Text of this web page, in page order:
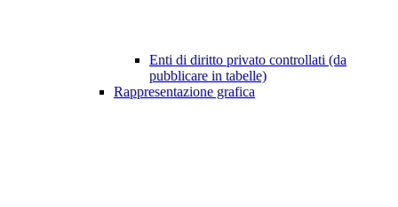
Enti di diritto privato controllati (da
pubblicare in tabelle)
Rappresentazione grafica